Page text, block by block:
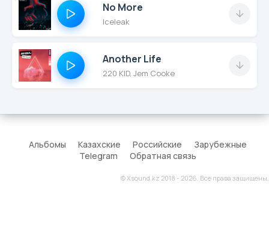
No More
Iceleak
Another Life
220 KID, Jem Cooke
Альбомы Казахские Российские
Зарубежные
Telegram
Обратная связь
© Xsound.kz 2018 - 2026. Все права защищены.